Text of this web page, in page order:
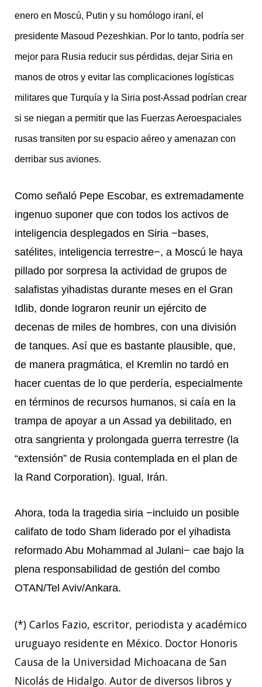
enero en Moscú, Putin y su homólogo iraní, el
presidente Masoud Pezeshkian. Por lo tanto, podría ser
mejor para Rusia reducir sus pérdidas, dejar Siria en
manos de otros y evitar las complicaciones logísticas
militares que Turquía y la Siria post-Assad podrían crear
si se niegan a permitir que las Fuerzas Aeroespaciales
rusas transiten por su espacio aéreo y amenazan con
derribar sus aviones.
Como señaló Pepe Escobar, es extremadamente
ingenuo suponer que con todos los activos de
inteligencia desplegados en Siria −bases,
satélites, inteligencia terrestre−, a Moscú le haya
pillado por sorpresa la actividad de grupos de
salafistas yihadistas durante meses en el Gran
Idlib, donde lograron reunir un ejército de
decenas de miles de hombres, con una división
de tanques. Así que es bastante plausible, que,
de manera pragmática, el Kremlin no tardó en
hacer cuentas de lo que perdería, especialmente
en términos de recursos humanos, si caía en la
trampa de apoyar a un Assad ya debilitado, en
otra sangrienta y prolongada guerra terrestre (la
“extensión” de Rusia contemplada en el plan de
la Rand Corporation). Igual, Irán.
Ahora, toda la tragedia siria −incluido un posible
califato de todo Sham liderado por el yihadista
reformado Abu Mohammad al Julani− cae bajo la
plena responsabilidad de gestión del combo
OTAN/Tel Aviv/Ankara.
(*) Carlos Fazio, escritor, periodista y académico
uruguayo residente en México. Doctor Honoris
Causa de la Universidad Michoacana de San
Nicolás de Hidalgo. Autor de diversos libros y